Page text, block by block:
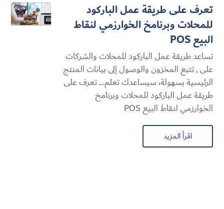
تعرف على طريقة عمل الباركود
للمحلات وبرنامخ الخوارزمي لنقاط
البيع POS
تساعد طريقة عمل الباركود للمحلات والشركات
على , تتبع المخزون والوصول إلى بيانات المنتج
الرئيسية بسهولة، سيساعدك تعلم... تعرف على
طريقة عمل الباركود للمحلات وبرنامخ
الخوارزمي لنقاط البيع POS
اقرأ المزيد